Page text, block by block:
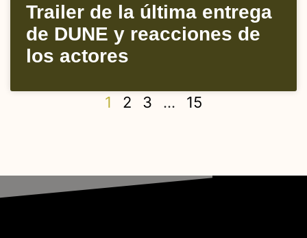
Trailer de la última entrega
de DUNE y reacciones de
los actores
1 2 3 … 15